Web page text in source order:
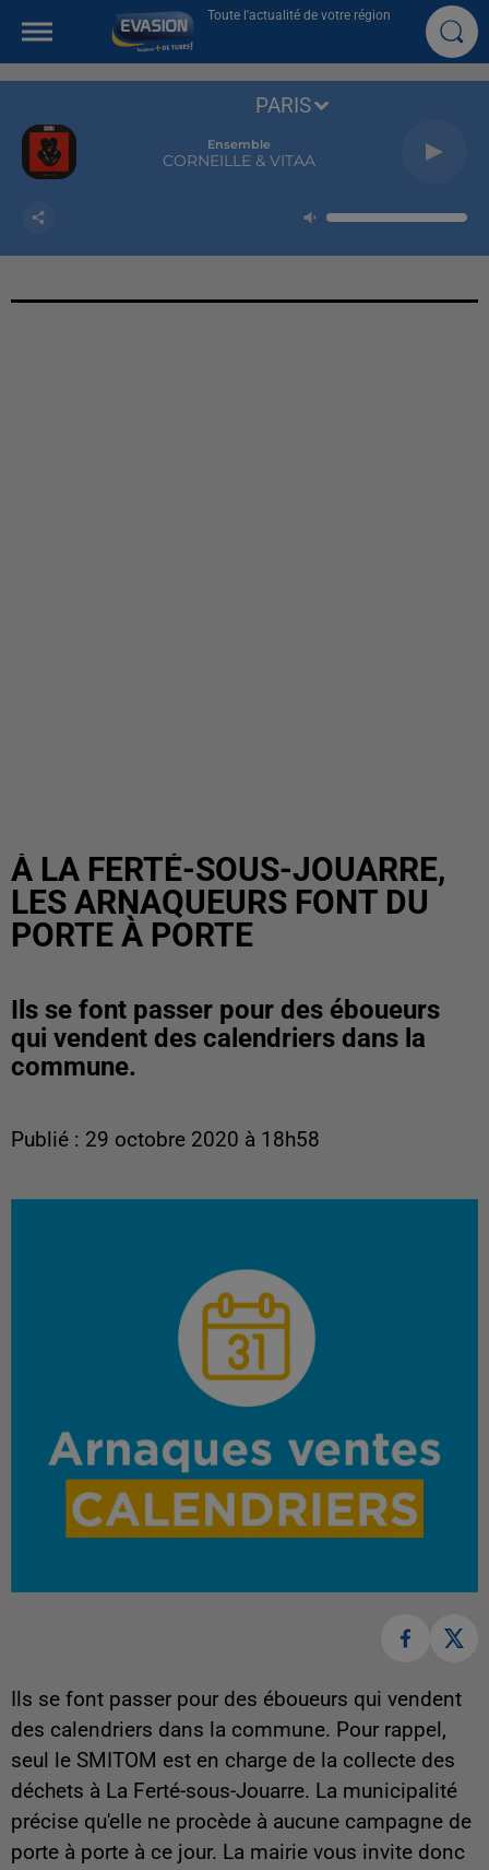
Toute l'actualité de votre région
Ensemble
CORNEILLE & VITAA
PARIS
À LA FERTÉ-SOUS-JOUARRE,
LES ARNAQUEURS FONT DU
PORTE À PORTE
Ils se font passer pour des éboueurs
qui vendent des calendriers dans la
commune.
Publié : 29 octobre 2020 à 18h58
Ils se font passer pour des éboueurs qui vendent
des calendriers dans la commune. Pour rappel,
seul le SMITOM est en charge de la collecte des
déchets à La Ferté-sous-Jouarre. La municipalité
précise qu'elle ne procède à aucune campagne de
porte à porte à ce jour. La mairie vous invite donc